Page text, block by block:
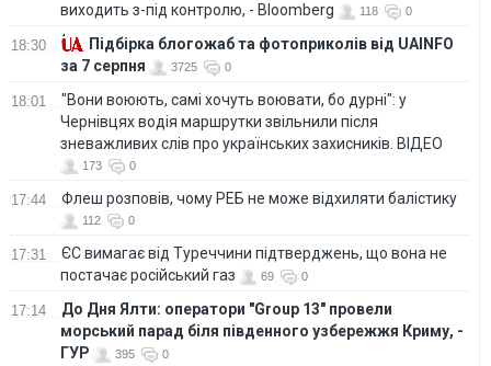
виходить з-під контролю, - Bloomberg
118 0
18:30
Підбірка блогожаб та фотоприколів від UAINFO
за 7 серпня
3725 0
18:01
"Вони воюють, самі хочуть воювати, бо дурні": у
Чернівцях водія маршрутки звільнили після
зневажливих слів про українських захисників. ВІДЕО
173 0
17:44 Флеш розповів, чому РЕБ не може відхиляти балістику
112 0
17:31
ЄС вимагає від Туреччини підтверджень, що вона не
постачає російський газ
69 0
17:14
До Дня Ялти: оператори "Group 13" провели
морський парад біля південного узбережжя Криму, -
ГУР
395 0